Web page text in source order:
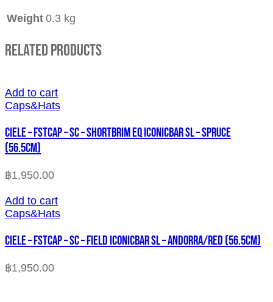
Weight 0.3 kg
Related Products
Add to cart
Caps&Hats
CIELE – FSTCAP – SC – SHORTBRIM EQ ICONICBAR SL – SPRUCE
(56.5cm)
฿1,950.00
Add to cart
Caps&Hats
CIELE – FSTCAP – SC – FIELD ICONICBAR SL – ANDORRA/RED (56.5cm)
฿1,950.00